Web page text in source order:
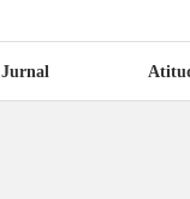
Jurnal